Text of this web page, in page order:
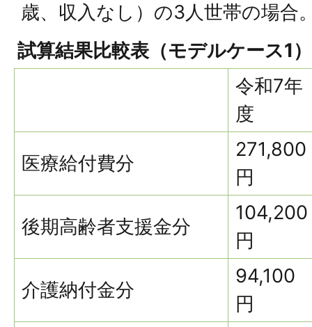
歳、収入なし）の3人世帯の場合
試算結果比較表（モデルケース1）
令和7年
度
医療給付費分
271,800
円
後期高齢者支援金分
104,200
円
介護納付金分
94,100
円